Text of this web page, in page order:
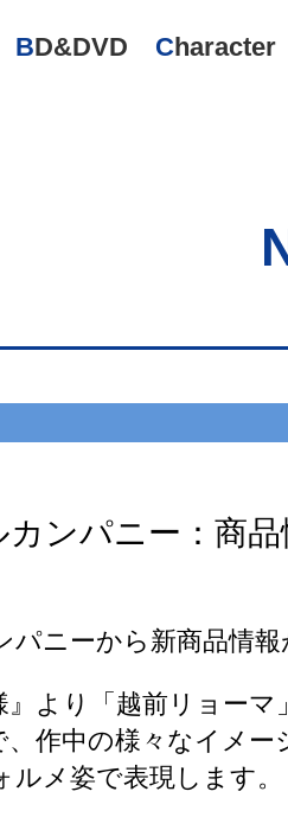
BD&DVD Character
ンパニー：商品
ニーから新商品情報
』より「越前リョーマ
作中の様々なイメー
メ姿で表現します。